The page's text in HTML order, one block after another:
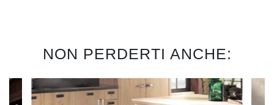
NON PERDERTI ANCHE: